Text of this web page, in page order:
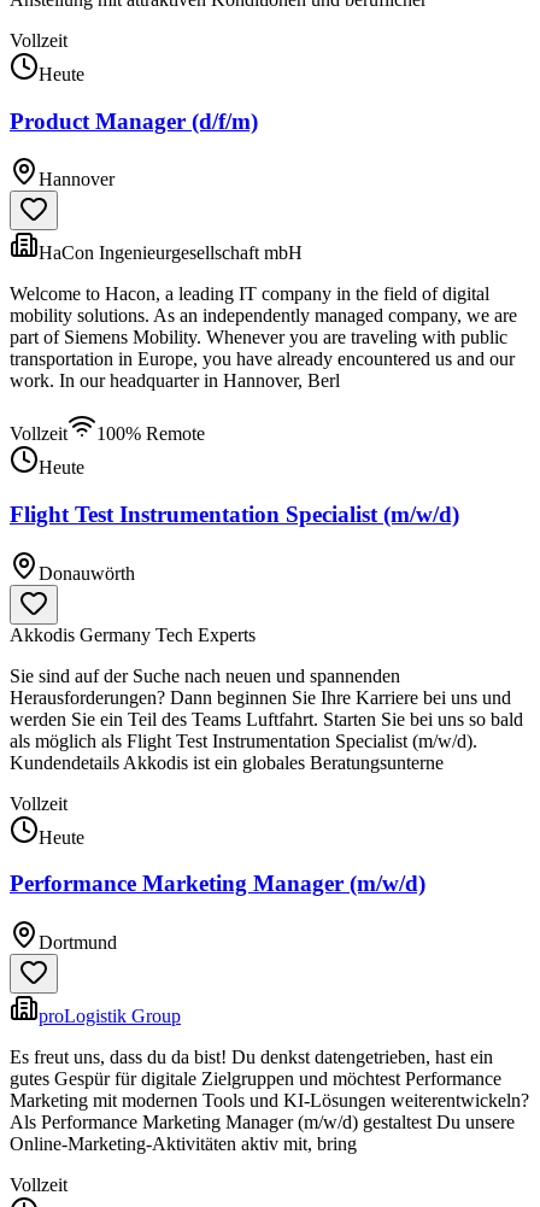
Vollzeit
Heute
Product Manager (d/f/m)
Hannover
HaCon Ingenieurgesellschaft mbH
Welcome to Hacon, a leading IT company in the field of digital
mobility solutions. As an independently managed company, we are
part of Siemens Mobility. Whenever you are traveling with public
transportation in Europe, you have already encountered us and our
work. In our headquarter in Hannover, Berl
Vollzeit
100% Remote
Heute
Flight Test Instrumentation Specialist (m/w/d)
Donauwörth
Akkodis Germany Tech Experts
Sie sind auf der Suche nach neuen und spannenden
Herausforderungen? Dann beginnen Sie Ihre Karriere bei uns und
werden Sie ein Teil des Teams Luftfahrt. Starten Sie bei uns so bald
als möglich als Flight Test Instrumentation Specialist (m/w/d).
Kundendetails Akkodis ist ein globales Beratungsunterne
Vollzeit
Heute
Performance Marketing Manager (m/w/d)
Dortmund
proLogistik Group
Es freut uns, dass du da bist! Du denkst datengetrieben, hast ein
gutes Gespür für digitale Zielgruppen und möchtest Performance
Marketing mit modernen Tools und KI-Lösungen weiterentwickeln?
Als Performance Marketing Manager (m/w/d) gestaltest Du unsere
Online-Marketing-Aktivitäten aktiv mit, bring
Vollzeit